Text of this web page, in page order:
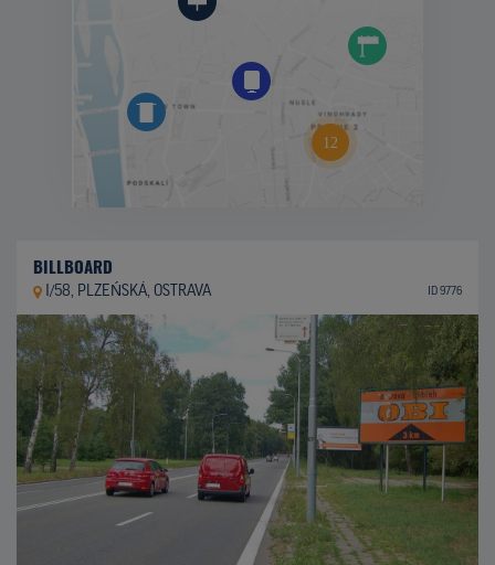
BILLBOARD
I/58, PLZEŃSKÁ, OSTRAVA ID 9776